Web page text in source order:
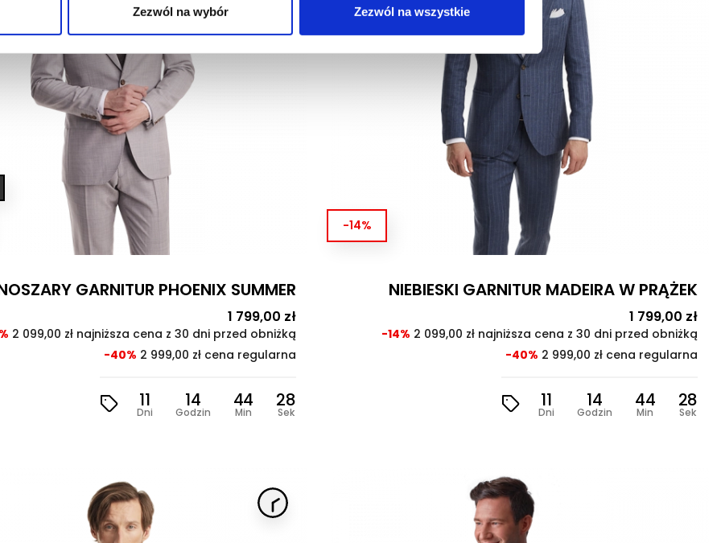
o tym, jak korzystasz z naszej witryny, udostępniamy partnerom społecznościowym,
Zezwól na wybór Zezwól na wszystkie
GARNITUR PHOENIX SUMMER
Cena
1 799,00 złCena
podstawowa
2 099,00 zł najniższa cena z 30 dni przed obniżką
-40% 2 999,00 zł cena regularna
11
Dni
14
Godzin
44
Min
26
Sek
-14%
NIEBIESKI GARNITUR MADEIRA W PRĄŻEK
Cena
1 799,00 zł
-14% 2 099,00 zł najniższa cena z 30 dni przed obniżką
-40% 2 999,00 zł cena regularna
11
Dni
14
Godzin
44
Min
26
Sek